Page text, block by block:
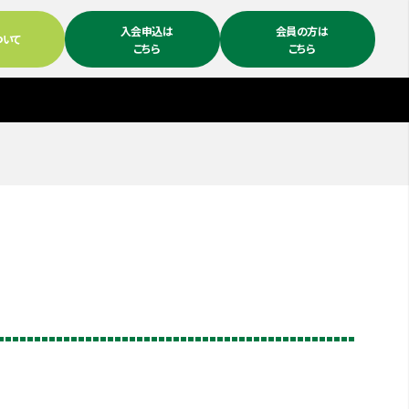
て
入会申込は
こちら
会員の方は
こちら